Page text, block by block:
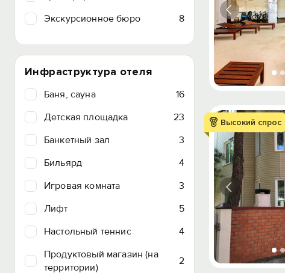
Экскурсионное бюро
8
Инфраструктура отеля
Баня, сауна
16
Детская площадка
23
Банкетный зал
3
Бильярд
4
Игровая комната
3
Лифт
5
Настольный теннис
4
Продуктовый магазин (на
территории)
2
Высокий спрос